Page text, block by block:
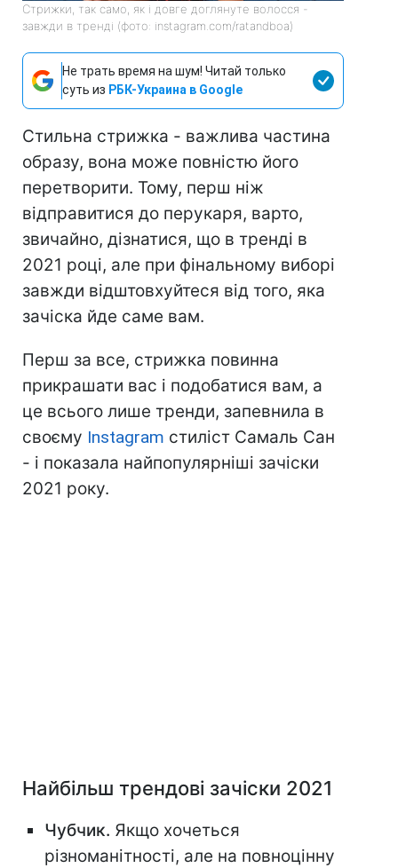
Стрижки, так само, як і довге доглянуте волосся -
завжди в тренді (фото: instagram.com/ratandboa)
Не трать время на шум! Читай только
суть из РБК-Украина в Google
Стильна стрижка - важлива частина
образу, вона може повністю його
перетворити. Тому, перш ніж
відправитися до перукаря, варто,
звичайно, дізнатися, що в тренді в
2021 році, але при фінальному виборі
завжди відштовхуйтеся від того, яка
зачіска йде саме вам.
Перш за все, стрижка повинна
прикрашати вас і подобатися вам, а
це всього лише тренди, запевнила в
своєму Instagram стиліст Самаль Сан
- і показала найпопулярніші зачіски
2021 року.
Найбільш трендові зачіски 2021
Чубчик. Якщо хочеться
різноманітності, але на повноцінну